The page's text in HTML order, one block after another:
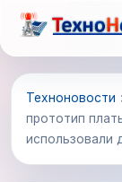
Перейти
содержимому
Техноновости
прототип
использовали